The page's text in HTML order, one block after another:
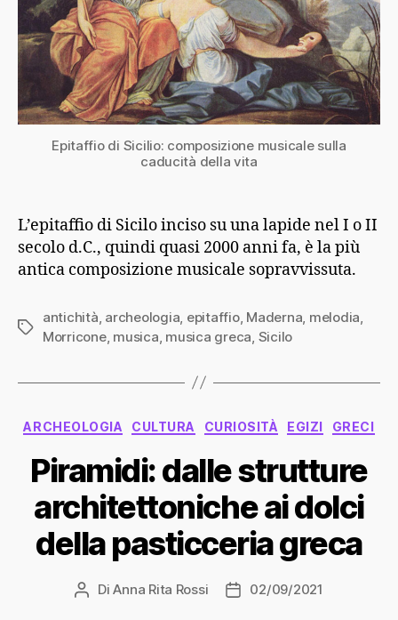
Epitaffio di Sicilio: composizione musicale sulla
caducità della vita
L’epitaffio di Sicilo inciso su una lapide nel I o II
secolo d.C., quindi quasi 2000 anni fa, è la più
antica composizione musicale sopravvissuta.
Tag
antichità archeologia epitaffio, Maderna melodia
Morricone, musica musica greca Sicilo
Categorie
ARCHEOLOGIA CULTURA CURIOSITÀ EGIZI GRECI
Piramidi: dalle strutture
architettoniche ai dolci
della pasticceria greca
Autore
DiAnna Rita Rossi
Data02/09/2021